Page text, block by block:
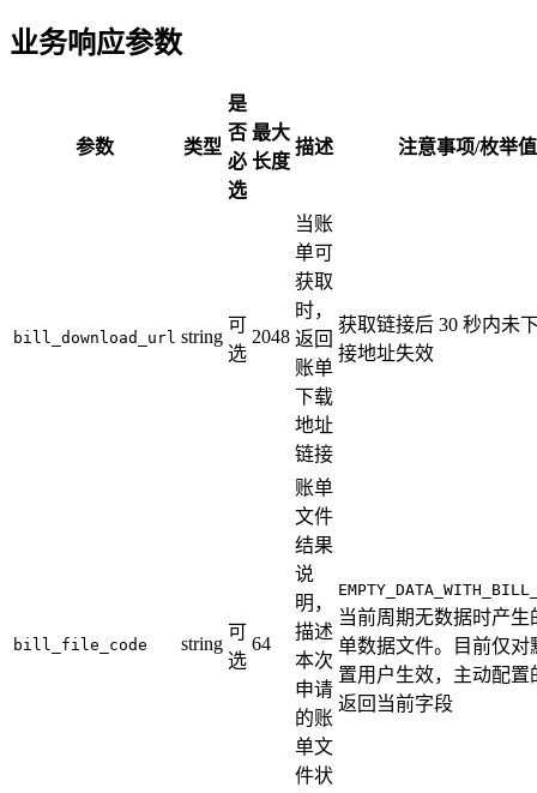
业务响应参数
参数 类型
是
否
必
选
最大
长度
描述 注意事项/枚举值
bill_download_url string
可
选
2048
当账
单可
获取
时，
返回
账单
下载
地址
链接
获取链接后 30 秒内未
接地址失效
bill_file_code string
可
选
64
账单
文件
结果
说
明，
描述
本次
申请
的账
单文
件状
当前周期无数据时产生
单数据文件。目前仅对
置用户生效，主动配置
返回当前字段